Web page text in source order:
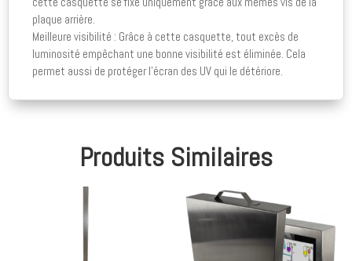
plaque arrière.
Meilleure visibilité : Grâce à cette casquette, tout excès de
luminosité empêchant une bonne visibilité est éliminée. Cela
permet aussi de protéger l’écran des UV qui le détériore.
Produits Similaires